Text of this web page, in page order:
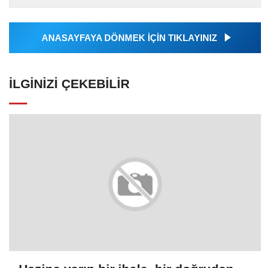
Ajansı tarafından...
ANASAYFAYA DÖNMEK İÇİN TIKLAYINIZ
İLGINIZI ÇEKEBILIR